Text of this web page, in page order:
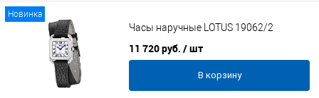
Новинка
Часы наручные LOTUS 19062/2
11 720 руб. / шт
В корзину